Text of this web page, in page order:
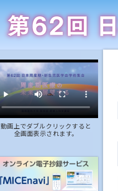
動画上でダブルクリックすると
全画面表示されます。